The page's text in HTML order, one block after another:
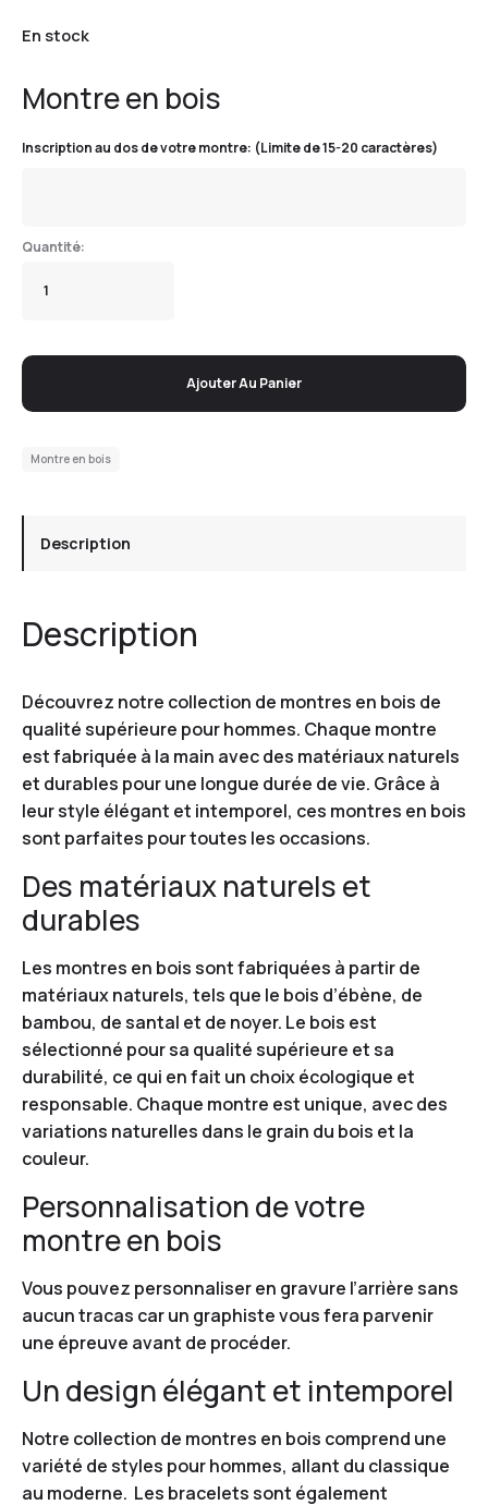
En stock
Montre en bois
Inscription au dos de votre montre: (Limite de 15-20 caractères)
Ajouter Au Panier
Montre en bois
Description
Description
Découvrez notre collection de montres en bois de
qualité supérieure pour hommes. Chaque montre
est fabriquée à la main avec des matériaux naturels
et durables pour une longue durée de vie. Grâce à
leur style élégant et intemporel, ces montres en bois
sont parfaites pour toutes les occasions.
Des matériaux naturels et
durables
Les montres en bois sont fabriquées à partir de
matériaux naturels, tels que le bois d’ébène, de
bambou, de santal et de noyer. Le bois est
sélectionné pour sa qualité supérieure et sa
durabilité, ce qui en fait un choix écologique et
responsable. Chaque montre est unique, avec des
variations naturelles dans le grain du bois et la
couleur.
Personnalisation de votre
montre en bois
Vous pouvez personnaliser en gravure l’arrière sans
aucun tracas car un graphiste vous fera parvenir
une épreuve avant de procéder.
Un design élégant et intemporel
Notre collection de montres en bois comprend une
variété de styles pour hommes, allant du classique
au moderne. Les bracelets sont également